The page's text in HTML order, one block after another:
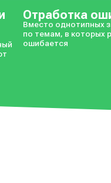
Отработка
Вместо однотипных
по темам, в которых
ошибается